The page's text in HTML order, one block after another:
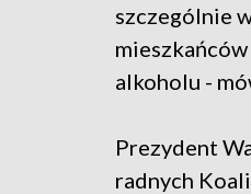
szczególnie
alkoholu -
Prezydent
radnych